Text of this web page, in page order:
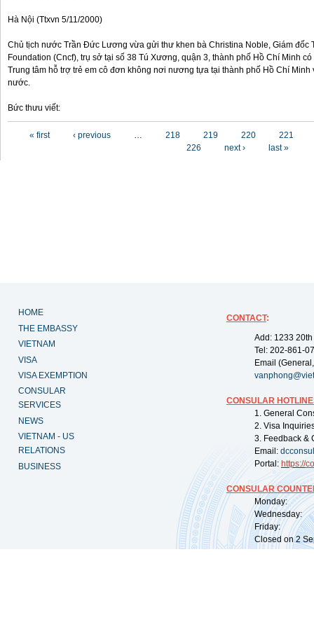
Hà Nội (Ttxvn 5/11/2000)
Chủ tịch nước Trần Đức Lương vừa gửi thư khen bà Christina Noble, Giám đốc
Foundation (Cncf), trụ sở tại số 38 Tú Xương, quận 3, thành phố Hồ Chí Minh
Trung tâm hỗ trợ trẻ em cô đơn không nơi nương tựa tại thành phố Hồ Chí Minh
nước.
Bức thưu viết:
« first ‹ previous … 218 219 220
221
226
next › last »
HOME
THE EMBASSY
VIETNAM
VISA
VISA EXEMPTION
CONSULAR
SERVICES
NEWS
VIETNAM - US
RELATIONS
BUSINESS
CONTACT:
Add: 1233
Tel: 202-861-
Email
CONSULAR
1. General
2. Visa
3. Feedback &
Email:
Portal: https://
CONSULAR
Monday:
Wednesday:
Friday:
Closed on 2